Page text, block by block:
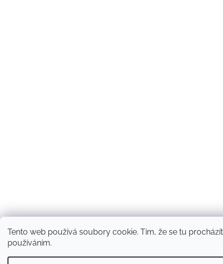
Tento web používá soubory cookie. Tím, že se tu
používáním.